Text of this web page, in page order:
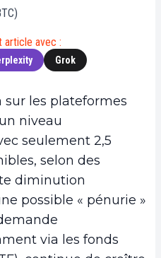
article avec :
Grok
sur les plateformes
niveau
seulement 2,5
selon des
diminution
possible « pénurie »
via les fonds